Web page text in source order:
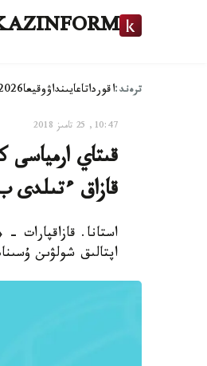
ترەند:اقورداتاعايىنداۋوقيعا2026-
10:47, 25 تامىز 2018
قىتاي
قازاق
استانا. قازاقپارات -
اپتالىق شولۋىن